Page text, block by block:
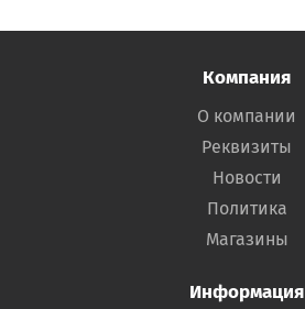
Компания
О компании
Реквизиты
Новости
Политика
Магазины
Информация